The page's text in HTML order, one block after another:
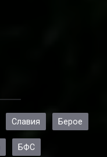
Славия Берое
БФС